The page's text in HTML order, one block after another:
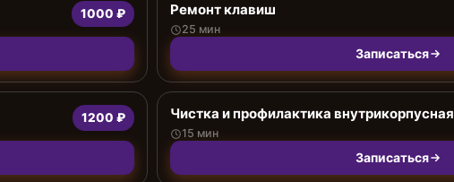
1000 ₽ Ремонт клавиш
25 мин
Записаться
1200 ₽ Чистка и профилактика внутрикорпусная
15 мин
Записаться